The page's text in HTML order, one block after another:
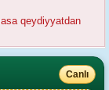
qeydiyyatdan
Canlı